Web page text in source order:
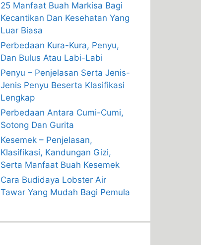
25 Manfaat Buah Markisa Bagi
Kecantikan Dan Kesehatan Yang
Luar Biasa
Perbedaan Kura-Kura, Penyu,
Dan Bulus Atau Labi-Labi
Penyu – Penjelasan Serta Jenis-
Jenis Penyu Beserta Klasifikasi
Lengkap
Perbedaan Antara Cumi-Cumi,
Sotong Dan Gurita
Kesemek – Penjelasan,
Klasifikasi, Kandungan Gizi,
Serta Manfaat Buah Kesemek
Cara Budidaya Lobster Air
Tawar Yang Mudah Bagi Pemula